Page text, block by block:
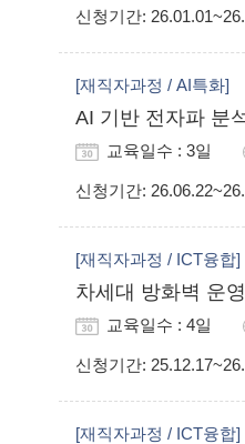
신청기간:
[재직자과정 / AI특화]
AI 기반 전자파 분
교육일수 : 3일
신청기간:
[재직자과정 / ICT융합]
차세대 방화벽 운
교육일수 : 4일
신청기간:
[재직자과정 / ICT융합]